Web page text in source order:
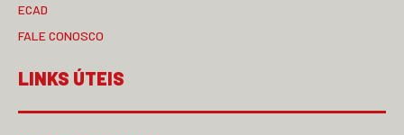
ECAD
FALE CONOSCO
LINKS ÚTEIS